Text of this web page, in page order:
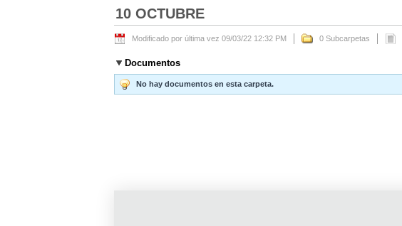
10 OCTUBRE
Modificado por última vez 09/03/22 12:32 PM 0 Subcarpetas
Documentos
No hay documentos en esta carpeta.